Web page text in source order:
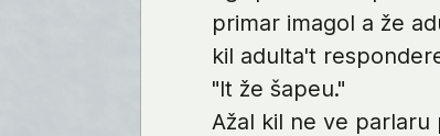
primar imagol a že
kil adulta't
"It že šapeu."
Ažal kil ne ve